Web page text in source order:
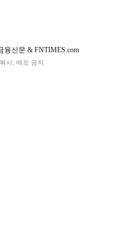
신문 & FNTIMES.com
사, 배포 금지